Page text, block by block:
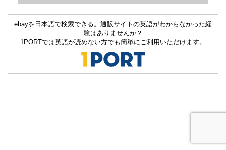
ebayを日本語で検索できる。通販サイトの英語がわからなかった経
験はありませんか？
1PORTでは英語が読めない方でも簡単にご利用いただけます。